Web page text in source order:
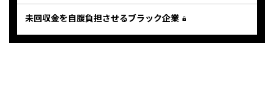
未回収金を自腹負担させるブラック企業